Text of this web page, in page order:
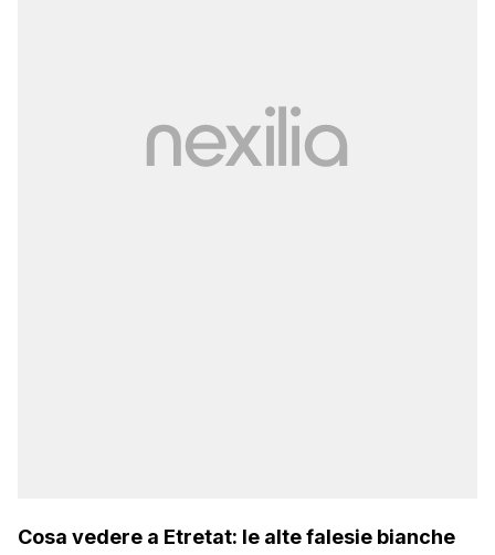
Cosa vedere a Etretat: le alte falesie bianche